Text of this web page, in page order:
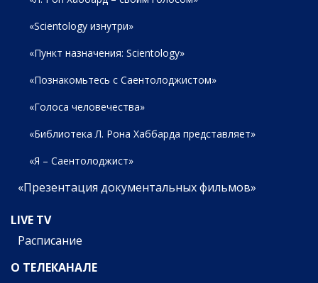
«Scientology изнутри»
«Пункт назначения: Scientology»
«Познакомьтесь с Саентолоджистом»
«Голоса человечества»
«Библиотека Л. Рона Хаббарда представляет»
«Я – Саентолоджист»
«Презентация документальных фильмов»
LIVE TV
Расписание
О ТЕЛЕКАНАЛЕ